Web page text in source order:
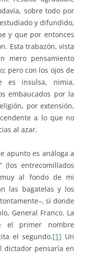
sobre todo por
y difundido,
y que por entonces
Esta trabazón, vista
mero pensamiento
pero con los ojos de
es insulsa, nimia,
embaucados por la
por extensión,
a lo que no
al azar.
apunto es análoga a
(los entrecomillados
al fondo de mi
las bagatelas y los
si donde
General Franco. La
el primer nombre
el segundo.[1] Un
dictador pensaría en